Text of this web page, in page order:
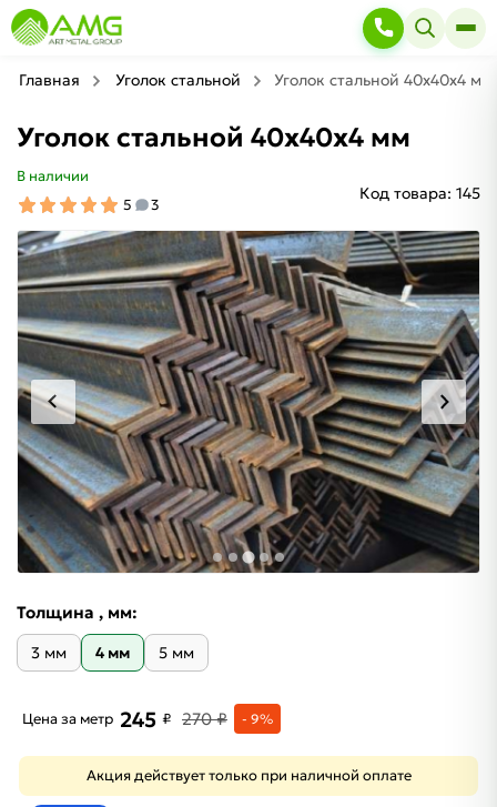
Главная Уголок стальной Уголок стальной 40х40х4 мм
Уголок стальной 40х40х4 мм
В наличии
5
3
Код товара: 145
Толщина , мм:
3 мм 4 мм 5 мм
Цена за метр 245 ₽ 270 ₽ - 9%
Акция действует только при наличной оплате